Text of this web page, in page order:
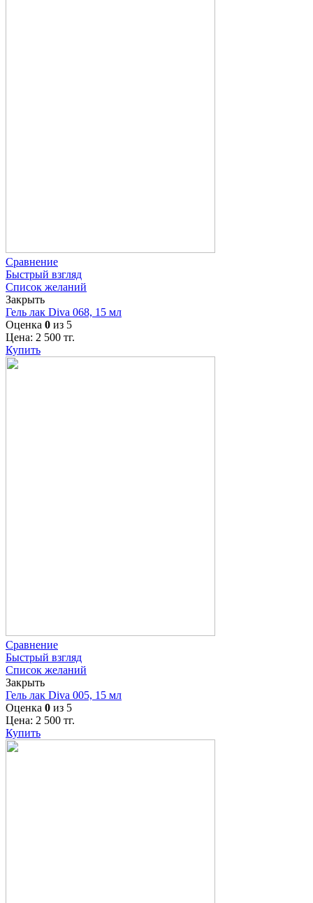
Сравнение
Быстрый взгляд
Список желаний
Закрыть
Гель лак Diva 068, 15 мл
Оценка 0 из 5
Цена: 2 500 тг.
Купить
Сравнение
Быстрый взгляд
Список желаний
Закрыть
Гель лак Diva 005, 15 мл
Оценка 0 из 5
Цена: 2 500 тг.
Купить